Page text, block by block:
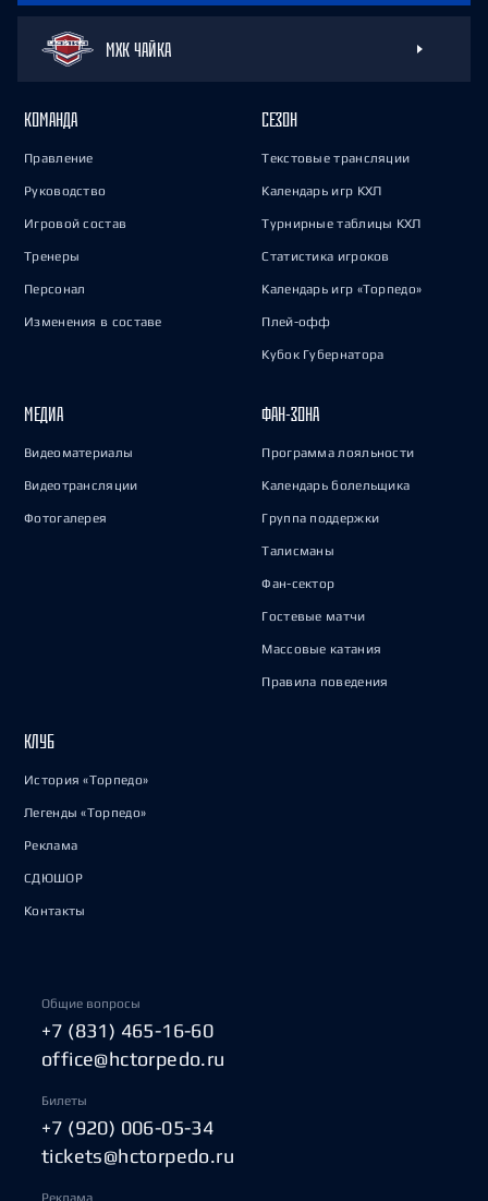
МХК ЧАЙКА
КОМАНДА
Правление
Руководство
Игровой состав
Тренеры
Персонал
Изменения в составе
СЕЗОН
Текстовые трансляции
Календарь игр КХЛ
Турнирные таблицы КХЛ
Статистика игроков
Календарь игр «Торпедо»
Плей-офф
Кубок Губернатора
МЕДИА
Видеоматериалы
Видеотрансляции
Фотогалерея
ФАН-ЗОНА
Программа лояльности
Календарь болельщика
Группа поддержки
Талисманы
Фан-сектор
Гостевые матчи
Массовые катания
Правила поведения
КЛУБ
История «Торпедо»
Легенды «Торпедо»
Реклама
СДЮШОР
Контакты
Общие вопросы
+7 (831) 465-16-60
office@hctorpedo.ru
Билеты
+7 (920) 006-05-34
tickets@hctorpedo.ru
Реклама